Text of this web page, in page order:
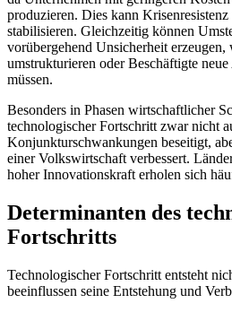
produzieren. Dies kann
stabilisieren. Gleichzeitig können
vorübergehend Unsicherheit erzeugen,
umstrukturieren oder Beschäftigte
müssen.
Besonders in Phasen wirtschaftlicher
technologischer Fortschritt zwar nicht
Konjunkturschwankungen beseitigt,
einer Volkswirtschaft verbessert.
hoher Innovationskraft erholen sich
Determinanten des
Fortschritts
Technologischer Fortschritt entsteht
beeinflussen seine Entstehung und